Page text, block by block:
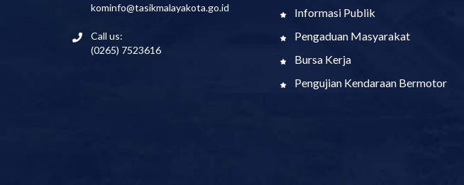
kominfo@tasikmalayakota.go.id
Call us:
(0265) 7523616
Informasi Publik
Pengaduan Masyarakat
Bursa Kerja
Pengujian Kendaraan Bermotor